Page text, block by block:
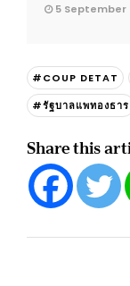
5 September
#COUP DETAT
#รัฐบาลแพทองธาร
Share this